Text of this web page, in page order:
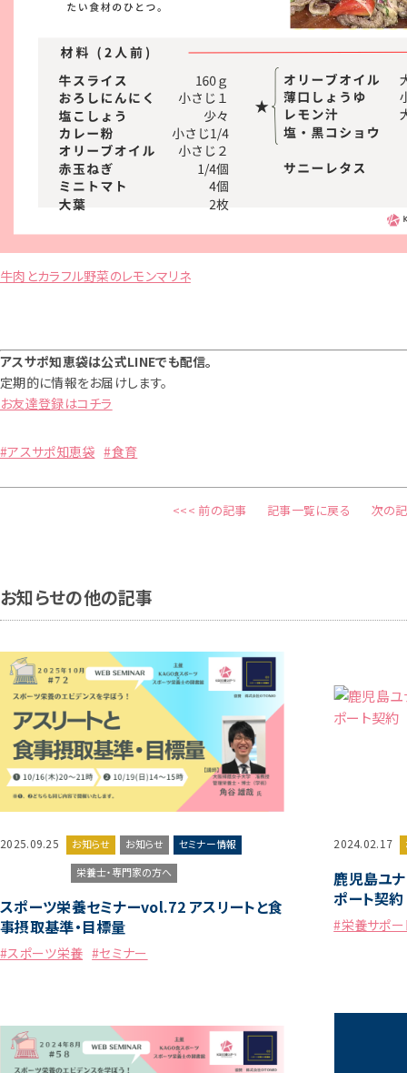
牛肉とカラフル野菜のレモンマリネ
アスサポ知恵袋は公式LINEでも配信。
定期的に情報をお届けします。
お友達登録はコチラ
#アスサポ知恵袋 #食育
<<< 前の記事 記事一覧に戻る 次の
お知らせの他の記事
2025.09.25 お知らせ お知らせ
セミナー情報
栄養士・専門家の方へ
スポーツ栄養セミナーvol.72 アスリートと食
事摂取基準・目標量
#スポーツ栄養 #セミナー
2024.02.17
鹿児島ユ
ポート契約
#栄養サポー